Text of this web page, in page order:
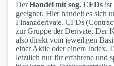
DerHandel mit sog. CFDs ist
geeignet. Hier handelt es sich
Finanzderivate. CFDs
zur Gruppe der Derivate. Der
also direkt vom jeweiligen
einer Aktie oder einem Index.
letztlich nur für erfahrene und